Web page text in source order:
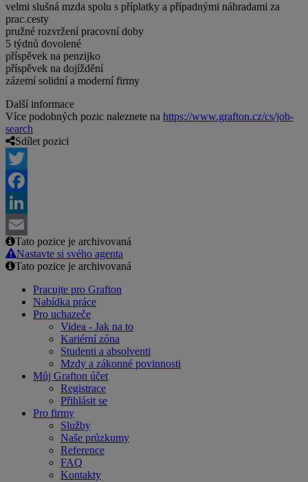
velmi slušná mzda spolu s příplatky a případnými náhradami za
prac.cesty
pružné rozvržení pracovní doby
5 týdnů dovolené
příspěvek na penzijko
příspěvek na dojíždění
zázemí solidní a moderní firmy
Další informace
Více podobných pozic naleznete na https://www.grafton.cz/cs/job-
search
Sdílet pozici
Twitter
Facebook
LinkedIn
Email
Tato pozice je archivovaná
Nastavte si svého agenta
Tato pozice je archivovaná
Pracujte pro Grafton
Nabídka práce
Pro uchazeče
Videa - Jak na to
Kariérní zóna
Studenti a absolventi
Mzdy a zákonné povinnosti
Můj Grafton účet
Registrace
Přihlásit se
Pro firmy
Služby
Naše průzkumy
Reference
FAQ
Kontakty